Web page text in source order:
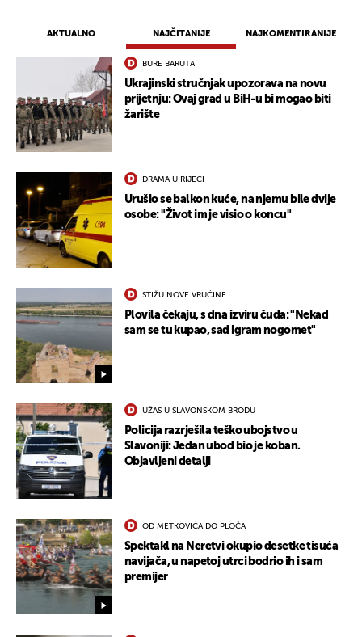
AKTUALNO NAJČITANIJE NAJKOMENTIRANIJE
BURE BARUTA
Ukrajinski stručnjak upozorava na novu
prijetnju: Ovaj grad u BiH-u bi mogao biti
žarište
DRAMA U RIJECI
Urušio se balkon kuće, na njemu bile dvije
osobe: "Život im je visio o koncu"
STIŽU NOVE VRUĆINE
Plovila čekaju, s dna izviru čuda: "Nekad
sam se tu kupao, sad igram nogomet"
UŽAS U SLAVONSKOM BRODU
Policija razrješila teško ubojstvo u
Slavoniji: Jedan ubod bio je koban.
Objavljeni detalji
OD METKOVIĆA DO PLOČA
Spektakl na Neretvi okupio desetke tisuća
navijača, u napetoj utrci bodrio ih i sam
premijer
UKLJUČITE NOTIFIKACIJE